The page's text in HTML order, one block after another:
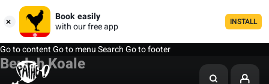
Book easily
with our free app
INSTALL
Go to contentGo to menuSearchGo to footer
Beulah Koale